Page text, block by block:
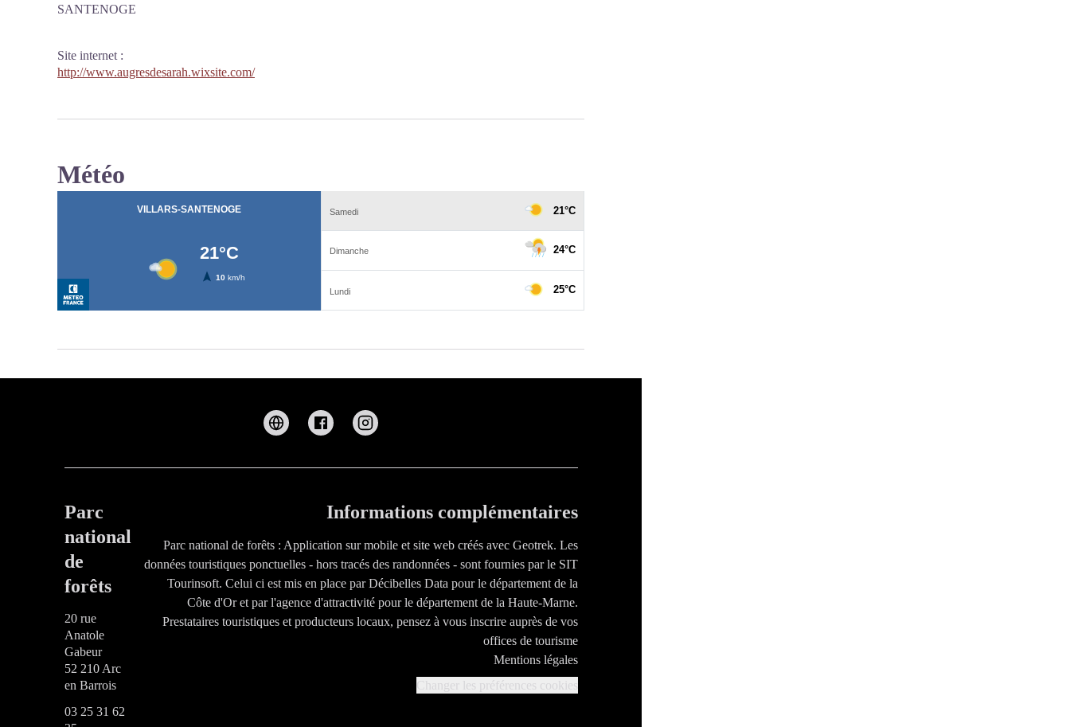
SANTENOGE
Site internet :
http://www.augresdesarah.wixsite.com/
Météo
Parc
national
de
forêts
20 rue
Anatole
Gabeur
52 210 Arc
en Barrois
03 25 31 62
Informations complémentaires
Parc national de forêts : Application sur mobile et site web créés avec Geotrek. Les
données touristiques ponctuelles - hors tracés des randonnées - sont fournies par le SIT
Tourinsoft. Celui ci est mis en place par Décibelles Data pour le département de la
Côte d'Or et par l'agence d'attractivité pour le département de la Haute-Marne.
Prestataires touristiques et producteurs locaux, pensez à vous inscrire auprès de vos
offices de tourisme
Mentions légales
Changer les préférences cookies